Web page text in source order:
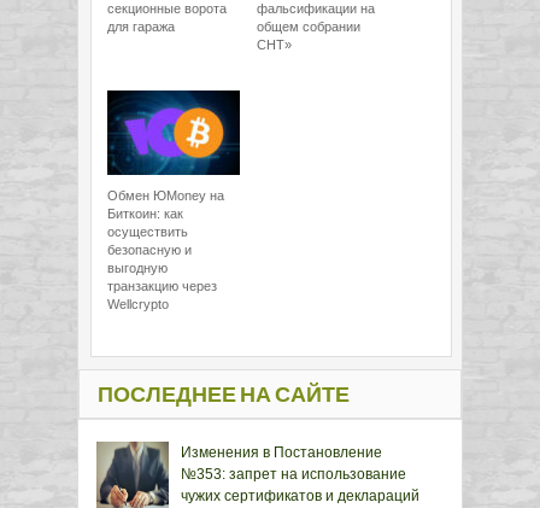
секционные ворота
для гаража
фальсификации на
общем собрании
СНТ»
Обмен ЮMoney на
Биткоин: как
осуществить
безопасную и
выгодную
транзакцию через
Wellcrypto
ПОСЛЕДНЕЕ НА САЙТЕ
Изменения в Постановление
№353: запрет на использование
чужих сертификатов и деклараций